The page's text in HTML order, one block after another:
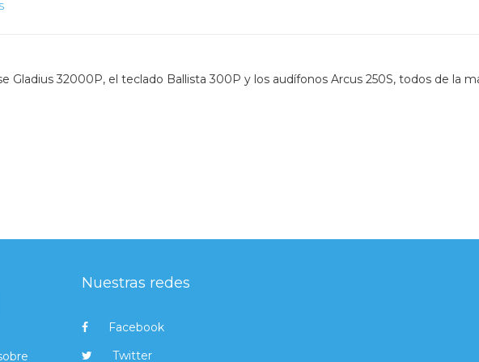
Gladius 32000P, el teclado Ballista 300P y los audífonos Arcus 250S, todos de la
Nuestras redes
Facebook
Twitter